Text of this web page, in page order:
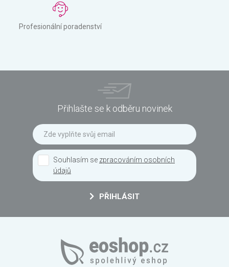
Profesionální poradenství
Přihlašte se k odběru novinek
Souhlasím se zpracováním osobních
údajů
PŘIHLÁSIT